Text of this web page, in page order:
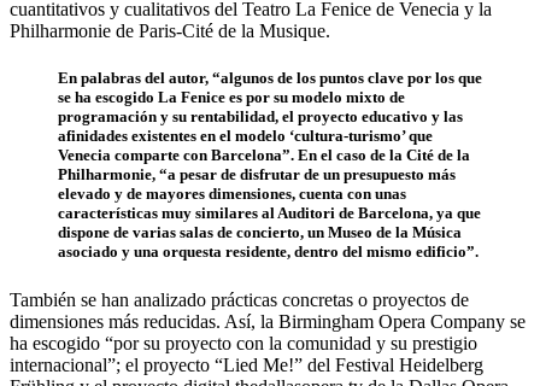
cuantitativos y cualitativos del Teatro La Fenice de Venecia y la
Philharmonie de Paris-Cité de la Musique.
En palabras del autor, “algunos de los puntos clave por los que
se ha escogido La Fenice es por su modelo mixto de
programación y su rentabilidad, el proyecto educativo y las
afinidades existentes en el modelo ‘cultura-turismo’ que
Venecia comparte con Barcelona”. En el caso de la Cité de la
Philharmonie, “a pesar de disfrutar de un presupuesto más
elevado y de mayores dimensiones, cuenta con unas
características muy similares al Auditori de Barcelona, ya que
dispone de varias salas de concierto, un Museo de la Música
asociado y una orquesta residente, dentro del mismo edificio”.
También se han analizado prácticas concretas o proyectos de
dimensiones más reducidas. Así, la Birmingham Opera Company se
ha escogido “por su proyecto con la comunidad y su prestigio
internacional”; el proyecto “Lied Me!” del Festival Heidelberg